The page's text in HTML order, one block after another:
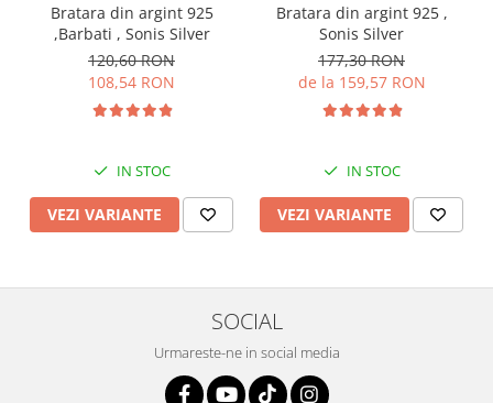
Bratara din argint 925
,Barbati , Sonis Silver
120,60 RON
108,54 RON
IN STOC
VEZI VARIANTE
Bratara din argint 925 ,
Sonis Silver
177,30 RON
de la 159,57 RON
IN STOC
VEZI VARIANTE
SOCIAL
Urmareste-ne in social media